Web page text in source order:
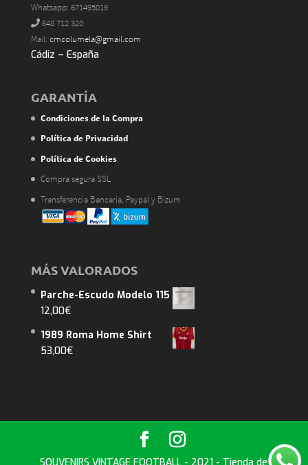
Whatsapp: 671495019
648 712 320
Mail: cmcolumela@gmail.com
Cádiz – España
GARANTÍA
Condiciones de la Compra
Política de Privacidad
Política de Cookies
Compra segura SSL
Transferencia Bancaria, Paypal y Bizum
MÁS VALORADOS
Parche-Escudo Modelo 115
12,00€
1989 Roma Home Shirt
53,00€